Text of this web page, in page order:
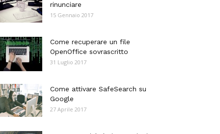
rinunciare
15 Gennaio 2017
Come recuperare un file
OpenOffice sovrascritto
31 Luglio 2017
Come attivare SafeSearch su
Google
27 Aprile 2017